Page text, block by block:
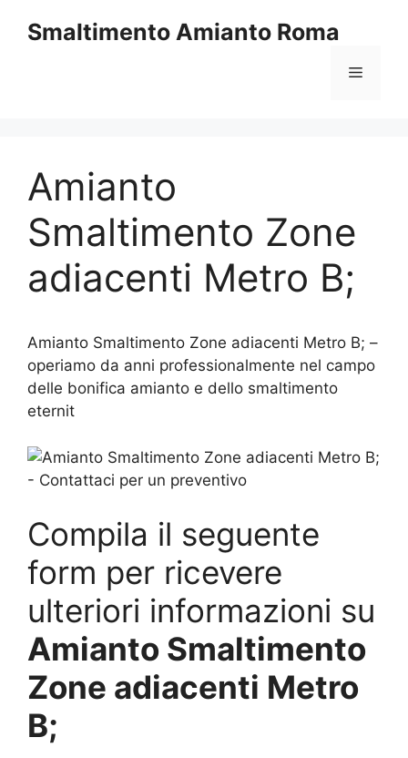
Smaltimento Amianto Roma
Menu
Amianto
Smaltimento Zone
adiacenti Metro B;
Amianto Smaltimento Zone adiacenti Metro B; –
operiamo da anni professionalmente nel campo
delle bonifica amianto e dello smaltimento
eternit
Compila il seguente
form per ricevere
ulteriori informazioni su
Amianto Smaltimento
Zone adiacenti Metro
B;